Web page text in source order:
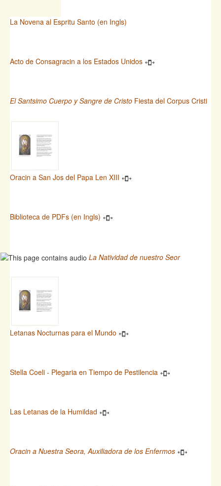
La Novena al Espritu Santo (en Ingls)
Acto de Consagracin a los Estados Unidos
El Santsimo Cuerpo y Sangre de Cristo Fiesta del Corpus Cristi
Oracin a San Jos del Papa Len XIII
Biblioteca de PDFs (en Ingls)
La Natividad de nuestro Seor
Letanas Nocturnas para el Mundo
Stella Coeli - Plegaria en Tiempo de Pestilencia
Las Letanas de la Humildad
Oracin a Nuestra Seora, Auxiliadora de los Enfermos